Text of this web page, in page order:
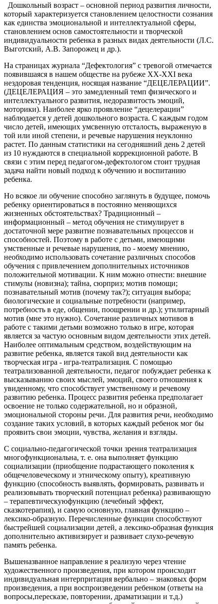
Дошкольный возраст – основной период развития личности,
который характеризуется становлением целостности сознания
как единства эмоциональной и интеллектуальной сферы,
становлением основ самостоятельности и творческой
индивидуальности ребенка в разных видах деятельности (Л.С.
Выготский, А.В. Запорожец и др.).
На страницах журнала “Дефектология” с тревогой отмечается
появившаяся в нашем обществе на рубеже ХХ-ХХI века
нездоровая тенденция, носящая название “ДЕЦЕЛЕРАЦИИ”.
(ДЕЦЕЛЕРАЦИЯ – это замедленный темп физического и
интеллектуального развития, недоразвитость эмоций,
моторики). Наиболее ярко проявление “децелерации”
наблюдается у детей дошкольного возраста. С каждым годом
число детей, имеющих умсвенную отсталость, выраженую в
той или иной степени, и речевые нарушения неуклонно
растет. По данным статистики на сегодняшний день 2 детей
из 10 нуждаются в специальной коррекционной работе. В
связи с этим перед педагогом-дефектологом стоит трудная
задача найти новый подход к обучению и воспитанию
ребенка.
Но всякое ли обучение способно заглянуть в будущее, помочь
ребенку ориентироваться в постоянно меняющихся
жизненных обстоятельствах? Традиционный –
информационный – метод обучения не стимулирует в
достаточной мере развитие познавательных процессов и
способностей. Поэтому в работе с детьми, имеющими
умственные и речевые нарушения, по - моему мнению,
необходимо использовать сочетание различных способов
обучения с привлечением дополнительных источников
положительной мотивации. К ним можно отнести: внешние
стимулы (новизна); тайна, сюрприз; мотив помощи;
познавательный мотив (почему так?); ситуация выбора;
биологические и социальные потребности (например,
потребность в еде, общении, поощрении и др.); утилитарный
мотив (мне это нужно). Сочетание различных мотивов в
работе с такими детьми возможно только в игре, которая
является за частую основным видом деятельности этих детей.
Наиболее оптимальным средством, воздействующим на
развитие ребенка, является такой вид деятельности как
творческая игра - игра-театрализация. С помощью
театрализованной деятельности, педагог побуждает ребенка к
высказыванию своих мыслей, эмоций, своего отношения к
увиденному, что способствует умственному и речевому
развитию ребенка. Процесс развития ребенка предполагает
освоение не только содержательной, но и образной,
эмоциональной стороны речи. Для развития речи, необходимо
создание таких условий, в которых каждый ребенок мог бы
проявить свои эмоции, чувства, желания и взгляды.
С социально-педагогической точки зрения театрализация
многофункциональна, т. е. она выполняет функцию
социализации (приобщение подрастающего поколения к
общечеловеческому и этническому опыту), креативную
функцию (способность выявлять, формировать, развивать и
реализовывать творческий потенциал ребенка) развивающую
– терапевтическуюфункцию (лечебный эффект,
сказкотерапия), и самую основную, главная функцию –
лексико-образную. Перечисленные функции способствуют
быстрейшей социализации детей, а лексико-образная функция
дополнительно активизирует и развивает слухо-речевую
память ребенка.
Вышеназванное направление я реализую через чтение
художественного произведения, при котором происходит
индивидуальная интерпритация вербально – знаковых форм
произведения, а при воспроизведении ребенком (ответы на
вопросы,пересказе, повторении, драматизации и т.д.)